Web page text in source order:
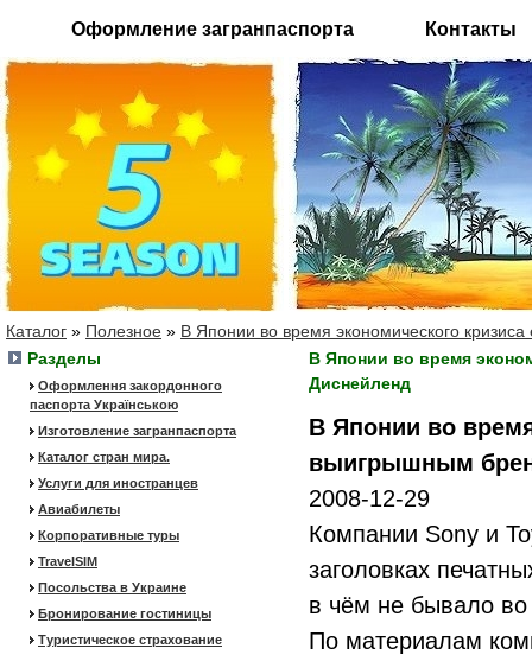
Оформление загранпаспорта Контакты
Каталог » Полезное » В Японии во время экономического
Разделы
Оформлення закордонного
паспорта Українською
Изготовление загранпаспорта
Каталог стран мира.
Услуги для иностранцев
Авиабилеты
Корпоративные туры
TravelSIM
Посольства в Украине
Бронирование гостиницы
Туристическое страхование
В Японии во время
Диснейленд
В Японии во
выигрышным
2008-12-29
Компании Sony и
заголовках
в чём не бывало во
По материалам